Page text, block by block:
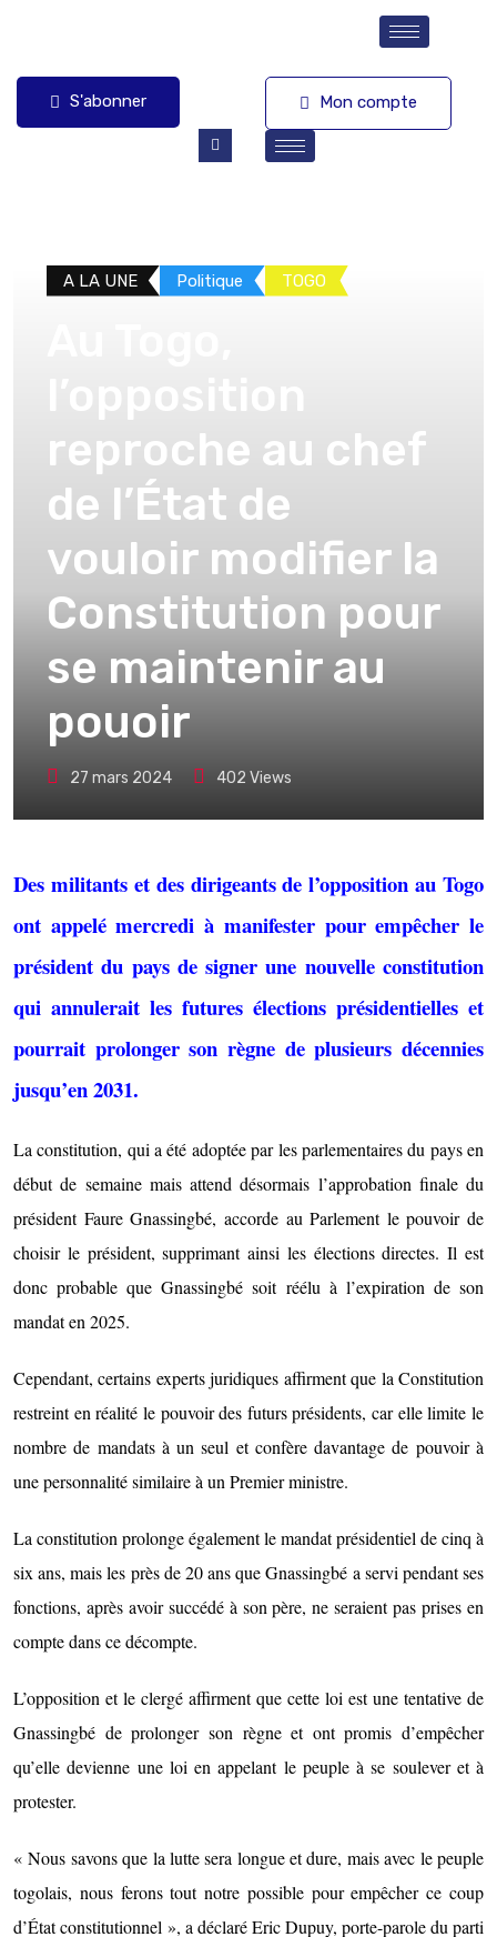
S'abonner Mon compte
A LA UNE Politique TOGO
reproche au chef
de l’État de
vouloir modifier la
Constitution pour
se maintenir au
pouoir
27 mars 2024 402 Views
Des militants et des dirigeants de l’opposition au Togo
ont appelé mercredi à manifester pour empêcher le
président du pays de signer une nouvelle constitution
qui annulerait les futures élections présidentielles et
pourrait prolonger son règne de plusieurs décennies
jusqu’en 2031.
La constitution, qui a été adoptée par les parlementaires du pays en
début de semaine mais attend désormais l’approbation finale du
président Faure Gnassingbé, accorde au Parlement le pouvoir de
choisir le président, supprimant ainsi les élections directes. Il est
donc probable que Gnassingbé soit réélu à l’expiration de son
mandat en 2025.
Cependant, certains experts juridiques affirment que la Constitution
restreint en réalité le pouvoir des futurs présidents, car elle limite le
nombre de mandats à un seul et confère davantage de pouvoir à
une personnalité similaire à un Premier ministre.
La constitution prolonge également le mandat présidentiel de cinq à
six ans, mais les près de 20 ans que Gnassingbé a servi pendant ses
fonctions, après avoir succédé à son père, ne seraient pas prises en
compte dans ce décompte.
L’opposition et le clergé affirment que cette loi est une tentative de
Gnassingbé de prolonger son règne et ont promis d’empêcher
qu’elle devienne une loi en appelant le peuple à se soulever et à
protester.
« Nous savons que la lutte sera longue et dure, mais avec le peuple
togolais, nous ferons tout notre possible pour empêcher ce coup
d’État constitutionnel », a déclaré Eric Dupuy, porte-parole du parti